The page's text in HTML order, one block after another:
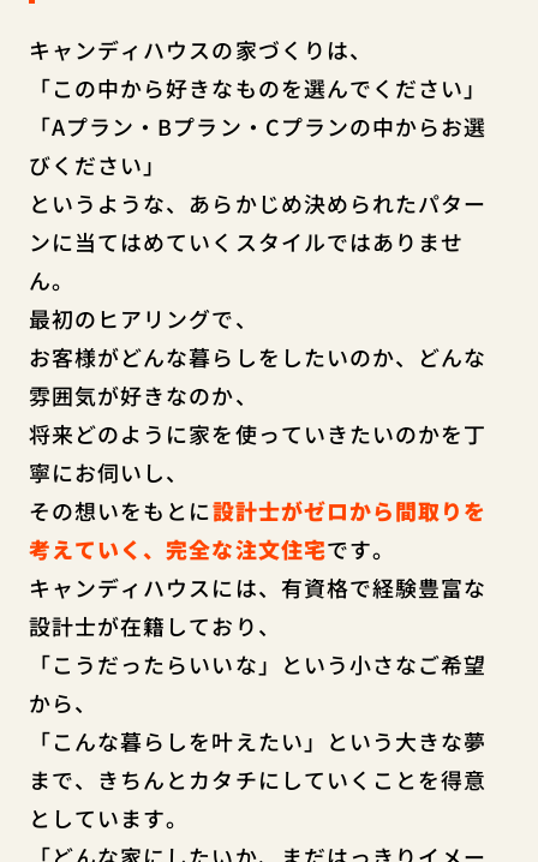
キャンディハウスの家づくりは、
「この中から好きなものを選んでください」
「Aプラン・Bプラン・Cプランの中からお選
びください」
というような、あらかじめ決められたパター
ンに当てはめていくスタイルではありませ
ん。
最初のヒアリングで、
お客様がどんな暮らしをしたいのか、どんな
雰囲気が好きなのか、
将来どのように家を使っていきたいのかを丁
寧にお伺いし、
その想いをもとに設計士がゼロから間取りを
考えていく、完全な注文住宅です。
キャンディハウスには、有資格で経験豊富な
設計士が在籍しており、
「こうだったらいいな」という小さなご希望
から、
「こんな暮らしを叶えたい」という大きな夢
まで、きちんとカタチにしていくことを得意
としています。
「どんな家にしたいか、まだはっきりイメー